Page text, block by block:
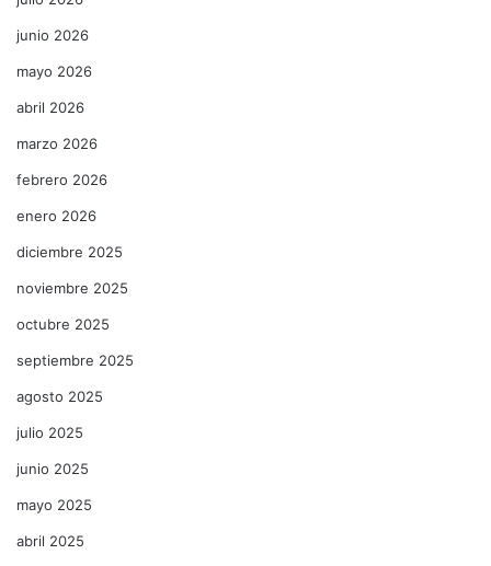
junio 2026
mayo 2026
abril 2026
marzo 2026
febrero 2026
enero 2026
diciembre 2025
noviembre 2025
octubre 2025
septiembre 2025
agosto 2025
julio 2025
junio 2025
mayo 2025
abril 2025